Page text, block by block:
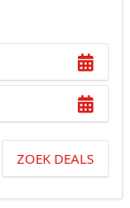
ZOEK DEALS